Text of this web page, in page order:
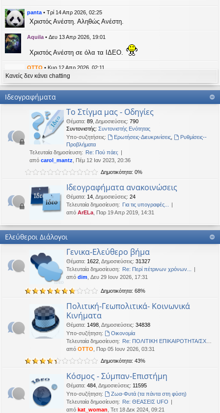
εις
η
panta • Τρί 14 Απρ 2026, 02:25
Χριστός Ανέστη. Αληθώς Ανέστη.
Aquila • Δευ 13 Απρ 2026, 19:01
Χριστός Ανέστη σε όλα τα ΙΔΕΟ.
OTTO • Κυρ 12 Απρ 2026, 02:11
likes this message
panta έγραψε:
Καλή Μεγάλη Εβδομάδα. Καλή Ανάσταση.
Καλή Ανάσταση σε όλους!
• Τετ 08 Απρ 2026, 14:21
pantaέγραψε:↑
Καλή Ανάσταση σε όλους!
Δευ 06 Απρ 2026, 02:48
Καλή Μεγάλη Εβδομάδα. Καλή Ανάσταση.
OTTO•Τετ 18 Μαρ 2026, 21:30
Oropion Τρί 17 Μαρ 2026, 07:43
Καλησπερα
panta•Δευ 16 Μαρ 2026, 03:18
Έκανε Like σε αυτό το μήνυμα
OTTO έγραψε:↑
Καλώστονε. Είναι υπό κατοχή στο καθεστώς ΝΔ.
Δευ 16 Φεβ 2026, 18:20
Δευ 16 Φεβ 2026, 02:33
Γεια χαρά. καλέ, πού πήγαν οι κόσμοι;
BlueAngel Πέμ 29 Ιαν 2026, 22:08
likes this message
Κανείς δεν κάνει chatting
Ιδεογραφήματα
Το Στίγμα μας - Οδηγίες
Θέματα: 89 Δημοσιεύσεις: 790
Συντονιστής: Συντονιστής Ενότητας
Υπο-συζητήσεις:
Ερωτήσεις-Διευκρινίσεις,
Ρυθμίσεις--
Προβλήματα
Τελευταία δημοσίευση: Re: Πού πάει;
από carol_mantz , Πέμ 12 Ιαν 2023, 20:36
Δημοτικότητα: 0%
Ιδεογραφήματα ανακοινώσεις
Θέματα: 14 Δημοσιεύσεις: 24
Τελευταία δημοσίευση: Για τις υπογραφές...
από ArELa , Παρ 19 Απρ 2019, 14:31
Ελεύθεροι Διάλογοι
Γενικα-Ελεύθερο βήμα
Θέματα: 1622 Δημοσιεύσεις: 31327
Τελευταία δημοσίευση: Re: Περί πέτρινων χρόνων...
από dim , Δευ 29 Ιουν 2026, 17:31
Δημοτικότητα: 68%
Πολιτική-Γεωπολιτικά- Κοινωνικά
Κινήματα
Θέματα: 1498 Δημοσιεύσεις: 34838
Υπο-συζήτηση:
Oικονομία
Τελευταία δημοσίευση: Re: ΠΟΛΙΤΙΚΗ ΕΠΙΚΑΙΡΟΤΗΤΑ/ΣΧΟ…
από OTTO , Παρ 05 Ιουν 2026, 03:31
Δημοτικότητα: 43%
Κόσμος - Σύμπαν-Επιστήμη
Θέματα: 484 Δημοσιεύσεις: 11595
Υπο-συζήτηση:
Ζωα-Φυτά (τα πάντα στη φύση)
Τελευταία δημοσίευση: Re: ΘΕΑΣΕΙΣ UFO
από kat_woman , Τετ 18 Δεκ 2024, 09:21